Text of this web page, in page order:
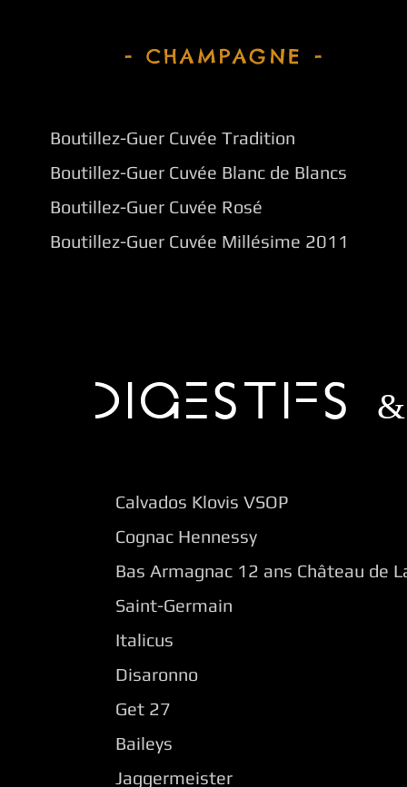
- CHAMPAGNE -
Boutillez-Guer Cuvée Tradition
Boutillez-Guer Cuvée Blanc de Blancs
Boutillez-Guer Cuvée Rosé
Boutillez-Guer Cuvée Millésime 2011
DIGESTIFS
Calvados Klovis VSOP
Cognac Hennessy
Bas Armagnac 12 ans Château de
Saint-Germain
Italicus
Disaronno
Get 27
Baileys
Jaggermeister